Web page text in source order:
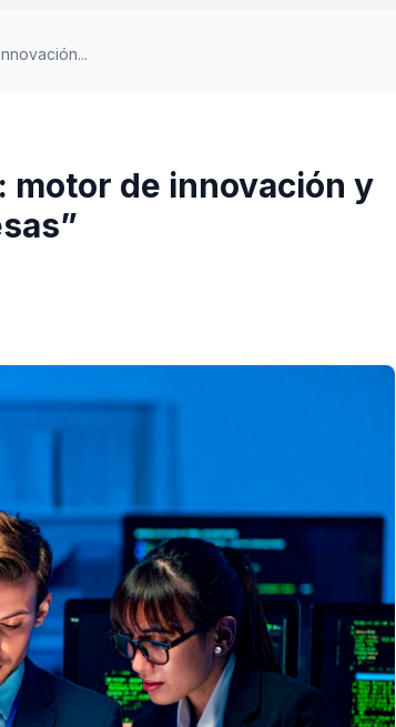
motor de innovación y